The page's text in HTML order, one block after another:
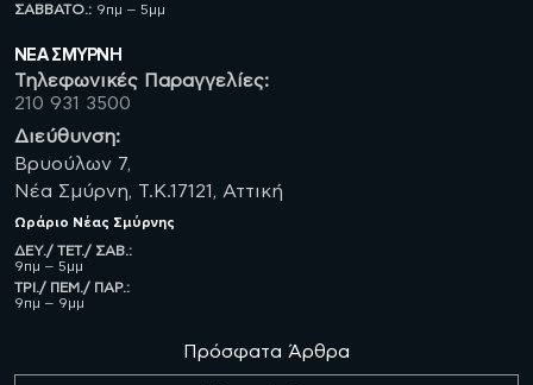
ΣΑΒBATO.: 9πμ – 5μμ
ΝΈΑ ΣΜΥΡΝΗ
Τηλεφωνικές Παραγγελίες:
210 931 3500
Διεύθυνση:
Βρυούλων 7,
Νέα Σμύρνη, Τ.Κ.17121, Αττική
Ωράριο Νέας Σμύρνης
ΔΕΥ./ ΤΕΤ./ ΣΑΒ.:
9πμ – 5μμ
ΤΡΙ./ ΠΕΜ./ ΠΑΡ.:
9πμ – 9μμ
Πρόσφατα Άρθρα